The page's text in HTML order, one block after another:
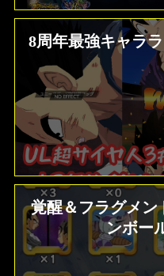
8周年最強キャラ
覚醒＆フラグメント効果/入手場所 ドラゴ
ンボー